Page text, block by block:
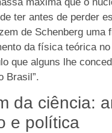
ter antes de perder
de Schenberg uma
da física teórica
que alguns lhe
Brasil”.
da ciência:
e política